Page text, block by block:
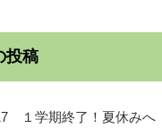
投稿
１学期終了！夏休みへ